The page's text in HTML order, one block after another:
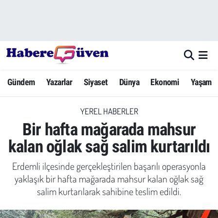
Gündem Yazarlar Siyaset Dünya Ekonomi Yaşam
YEREL HABERLER
Bir hafta mağarada mahsur
kalan oğlak sağ salim kurtarıldı
Erdemli ilçesinde gerçekleştirilen başarılı operasyonla
yaklaşık bir hafta mağarada mahsur kalan oğlak sağ
salim kurtarılarak sahibine teslim edildi.
Yazarlar
Dünya
Ekonomi
Yaşam
Yerel Haberler
Eğitim
Hava Durumu
Trafik Durumu
Süper Lig Puan Durumu ve Fikstür
Tüm Manşetler
Son Dakika Haberleri
Haber Arşivi